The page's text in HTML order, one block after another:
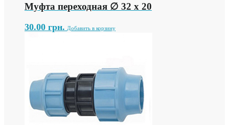
Муфта переходная ∅ 32 х 20
30.00 грн. Добавить в корзину